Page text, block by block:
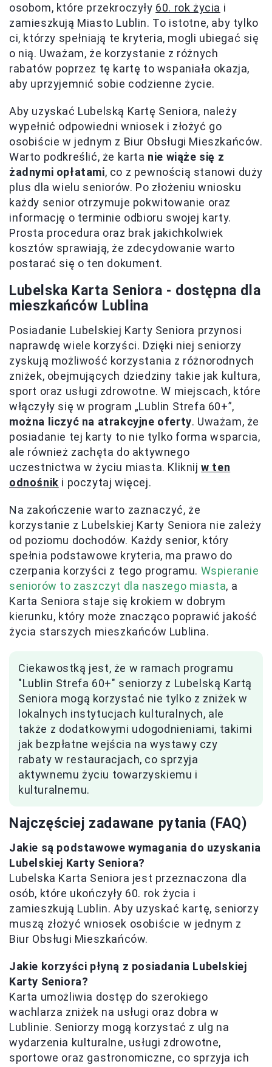
osobom, które przekroczyły 60. rok życia i
zamieszkują Miasto Lublin. To istotne, aby tylko
ci, którzy spełniają te kryteria, mogli ubiegać się
o nią. Uważam, że korzystanie z różnych
rabatów poprzez tę kartę to wspaniała okazja,
aby uprzyjemnić sobie codzienne życie.
Aby uzyskać Lubelską Kartę Seniora, należy
wypełnić odpowiedni wniosek i złożyć go
osobiście w jednym z Biur Obsługi Mieszkańców.
Warto podkreślić, że karta nie wiąże się z
żadnymi opłatami, co z pewnością stanowi duży
plus dla wielu seniorów. Po złożeniu wniosku
każdy senior otrzymuje pokwitowanie oraz
informację o terminie odbioru swojej karty.
Prosta procedura oraz brak jakichkolwiek
kosztów sprawiają, że zdecydowanie warto
postarać się o ten dokument.
Lubelska Karta Seniora - dostępna dla
mieszkańców Lublina
Posiadanie Lubelskiej Karty Seniora przynosi
naprawdę wiele korzyści. Dzięki niej seniorzy
zyskują możliwość korzystania z różnorodnych
zniżek, obejmujących dziedziny takie jak kultura,
sport oraz usługi zdrowotne. W miejscach, które
włączyły się w program „Lublin Strefa 60+”,
można liczyć na atrakcyjne oferty. Uważam, że
posiadanie tej karty to nie tylko forma wsparcia,
ale również zachęta do aktywnego
uczestnictwa w życiu miasta. Kliknijw ten
odnośnik i poczytaj więcej.
Na zakończenie warto zaznaczyć, że
korzystanie z Lubelskiej Karty Seniora nie zależy
od poziomu dochodów. Każdy senior, który
spełnia podstawowe kryteria, ma prawo do
czerpania korzyści z tego programu. Wspieranie
seniorów to zaszczyt dla naszego miasta, a
Karta Seniora staje się krokiem w dobrym
kierunku, który może znacząco poprawić jakość
życia starszych mieszkańców Lublina.
Ciekawostką jest, że w ramach programu
"Lublin Strefa 60+" seniorzy z Lubelską Kartą
Seniora mogą korzystać nie tylko z zniżek w
lokalnych instytucjach kulturalnych, ale
także z dodatkowymi udogodnieniami, takimi
jak bezpłatne wejścia na wystawy czy
rabaty w restauracjach, co sprzyja
aktywnemu życiu towarzyskiemu i
kulturalnemu.
Najczęściej zadawane pytania (FAQ)
Jakie są podstawowe wymagania do uzyskania
Lubelskiej Karty Seniora?
Lubelska Karta Seniora jest przeznaczona dla
osób, które ukończyły 60. rok życia i
zamieszkują Lublin. Aby uzyskać kartę, seniorzy
muszą złożyć wniosek osobiście w jednym z
Biur Obsługi Mieszkańców.
Jakie korzyści płyną z posiadania Lubelskiej
Karty Seniora?
Karta umożliwia dostęp do szerokiego
wachlarza zniżek na usługi oraz dobra w
Lublinie. Seniorzy mogą korzystać z ulg na
wydarzenia kulturalne, usługi zdrowotne,
sportowe oraz gastronomiczne, co sprzyja ich